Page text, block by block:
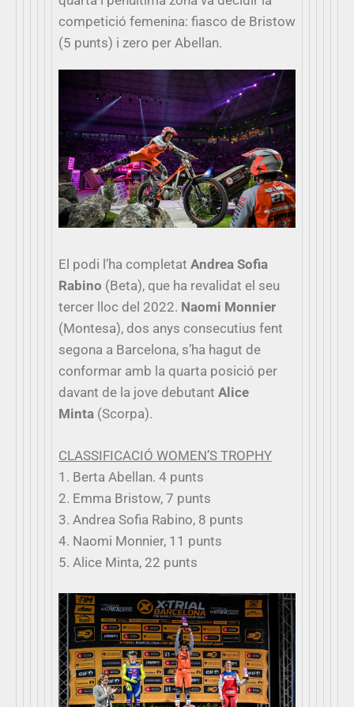
competició femenina: fiasco de Bristow
(5 punts) i zero per Abellan.
El podi l’ha completat Andrea Sofia
Rabino (Beta), que ha revalidat el seu
tercer lloc del 2022. Naomi Monnier
(Montesa), dos anys consecutius fent
segona a Barcelona, s’ha hagut de
conformar amb la quarta posició per
davant de la jove debutant Alice
Minta (Scorpa).
CLASSIFICACIÓ WOMEN’S TROPHY
1. Berta Abellan. 4 punts
2. Emma Bristow, 7 punts
3. Andrea Sofia Rabino, 8 punts
4. Naomi Monnier, 11 punts
5. Alice Minta, 22 punts